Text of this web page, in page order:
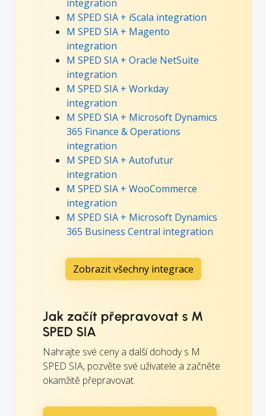
integration
M SPED SIA + iScala integration
M SPED SIA + Magento
integration
M SPED SIA + Oracle NetSuite
integration
M SPED SIA + Workday
integration
M SPED SIA + Microsoft Dynamics
365 Finance & Operations
integration
M SPED SIA + Autofutur
integration
M SPED SIA + WooCommerce
integration
M SPED SIA + Microsoft Dynamics
365 Business Central integration
Zobrazit všechny integrace
Jak začít přepravovat s M
SPED SIA
Nahrajte své ceny a další dohody s M
SPED SIA, pozvěte své uživatele a začněte
okamžitě přepravovat.